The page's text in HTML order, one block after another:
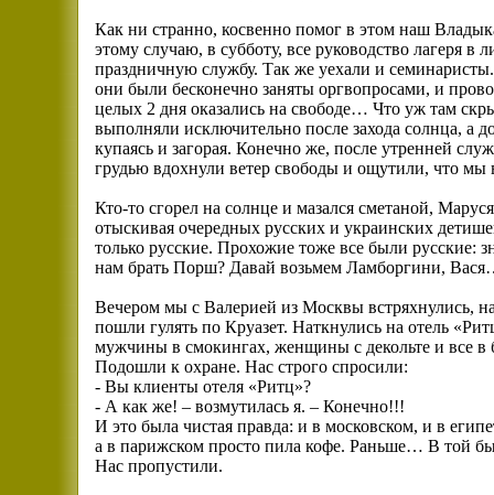
Как ни странно, косвенно помог в этом наш
этому случаю, в субботу, все руководство лагеря
праздничную службу. Так же уехали и
они были бесконечно заняты оргвопросами, и
целых 2 дня оказались на свободе… Что уж там
выполняли исключительно после захода солнца, а
купаясь и загорая. Конечно же, после утренней
грудью вдохнули ветер свободы и ощутили, что мы
Кто-то сгорел на солнце и мазался сметаной,
отыскивая очередных русских и украинских
только русские. Прохожие тоже все были русские:
нам брать Порш? Давай возьмем Ламборгини,
Вечером мы с Валерией из Москвы встряхнулись,
пошли гулять по Круазет. Наткнулись на отель
мужчины в смокингах, женщины с декольте и все
Подошли к охране. Нас строго спросили:
- Вы клиенты отеля «Ритц»?
- А как же! – возмутилась я. – Конечно!!!
И это была чистая правда: и в московском, и в
а в парижском просто пила кофе. Раньше… В той
Нас пропустили.